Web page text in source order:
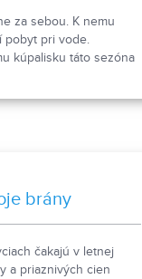
za sebou. K nemu
pobyt pri vode.
kúpalisku táto sezóna
brány
čakajú v letnej
a priaznivých cien